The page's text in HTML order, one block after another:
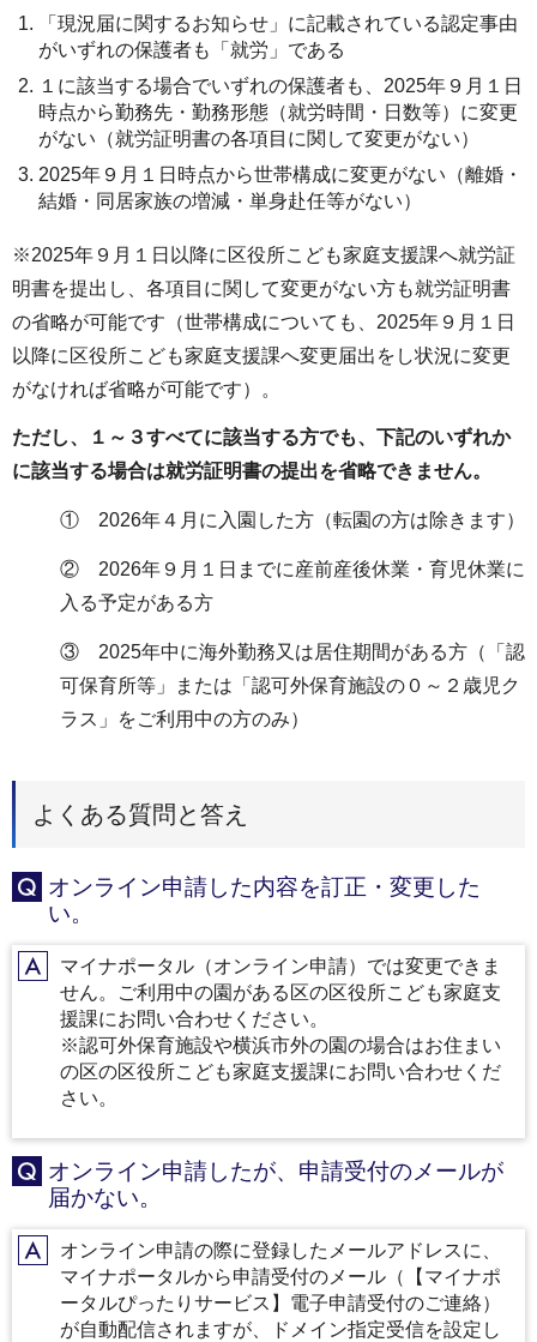
「現況届に関するお知らせ」に記載されている認定事由
がいずれの保護者も「就労」である
１に該当する場合でいずれの保護者も、2025年９月１日
時点から勤務先・勤務形態（就労時間・日数等）に変更
がない（就労証明書の各項目に関して変更がない）
2025年９月１日時点から世帯構成に変更がない（離婚・
結婚・同居家族の増減・単身赴任等がない）
※2025年９月１日以降に区役所こども家庭支援課へ就労証
明書を提出し、各項目に関して変更がない方も就労証明書
の省略が可能です（世帯構成についても、2025年９月１日
以降に区役所こども家庭支援課へ変更届出をし状況に変更
がなければ省略が可能です）。
ただし、１～３すべてに該当する方でも、下記のいずれか
に該当する場合は就労証明書の提出を省略できません。
① 2026年４月に入園した方（転園の方は除きます）
② 2026年９月１日までに産前産後休業・育児休業に
入る予定がある方
③ 2025年中に海外勤務又は居住期間がある方（「認
可保育所等」または「認可外保育施設の０～２歳児ク
ラス」をご利用中の方のみ）
よくある質問と答え
Q
オンライン申請した内容を訂正・変更した
い。
Aマイナポータル（オンライン申請）では変更できま
せん。ご利用中の園がある区の区役所こども家庭支
援課にお問い合わせください。
※認可外保育施設や横浜市外の園の場合はお住まい
の区の区役所こども家庭支援課にお問い合わせくだ
さい。
Q
オンライン申請したが、申請受付のメールが
届かない。
Aオンライン申請の際に登録したメールアドレスに、
マイナポータルから申請受付のメール（【マイナポ
ータルぴったりサービス】電子申請受付のご連絡）
が自動配信されますが、ドメイン指定受信を設定し